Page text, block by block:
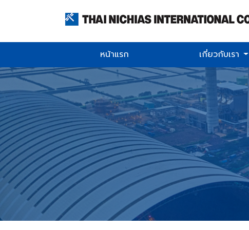
หน้าแรก เกี่ยวกับเรา